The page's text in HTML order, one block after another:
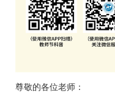
尊敬的各位老师：